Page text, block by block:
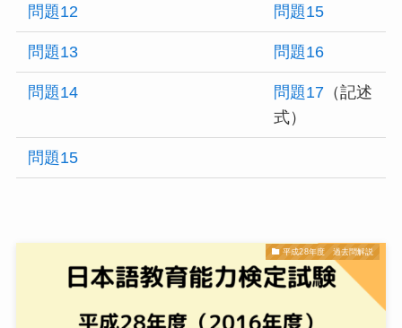
問題12 問題15
問題13 問題16
問題14 問題17 （記述
式）
問題15
平成28年度 過去問解説